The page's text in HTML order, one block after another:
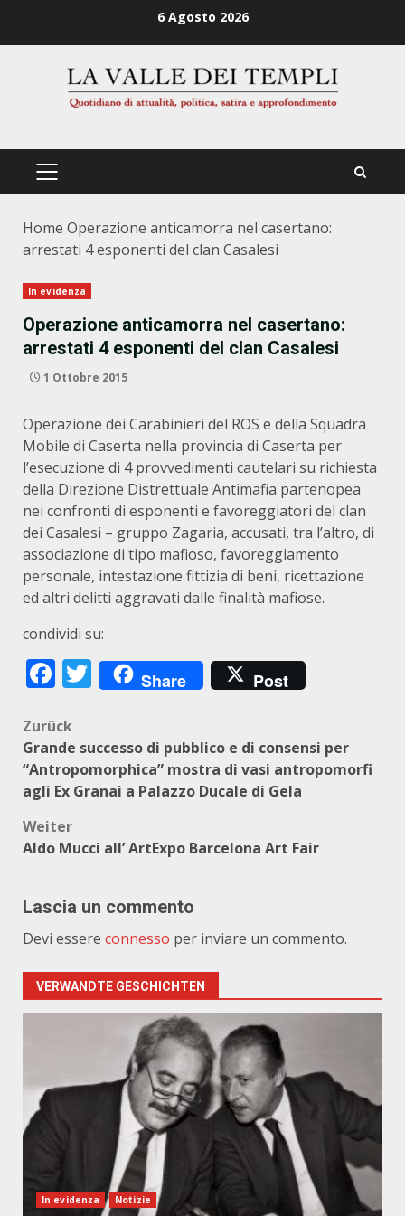
6 Agosto 2026
PRIMÄRES
Home Operazione anticamorra nel casertano:
arrestati 4 esponenti del clan Casalesi
In evidenza
Operazione anticamorra nel casertano:
arrestati 4 esponenti del clan Casalesi
1 Ottobre 2015
Operazione dei Carabinieri del ROS e della Squadra
Mobile di Caserta nella provincia di Caserta per
l’esecuzione di 4 provvedimenti cautelari su richiesta
della Direzione Distrettuale Antimafia partenopea
nei confronti di esponenti e favoreggiatori del clan
dei Casalesi – gruppo Zagaria, accusati, tra l’altro, di
associazione di tipo mafioso, favoreggiamento
personale, intestazione fittizia di beni, ricettazione
ed altri delitti aggravati dalle finalità mafiose.
condividi su:
Facebook
Twitter
Share Post
Beitragsnavigation
Zurück
Grande successo di pubblico e di consensi per
“Antropomorphica” mostra di vasi antropomorfi
agli Ex Granai a Palazzo Ducale di Gela
Weiter
Aldo Mucci all’ ArtExpo Barcelona Art Fair
Lascia un commento
Devi essere connesso per inviare un commento.
VERWANDTE GESCHICHTEN
In evidenza Notizie